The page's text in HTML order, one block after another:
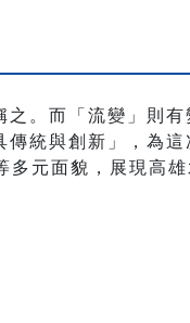
。而「流變」則
統與創新」，為這
多元面貌，展現高